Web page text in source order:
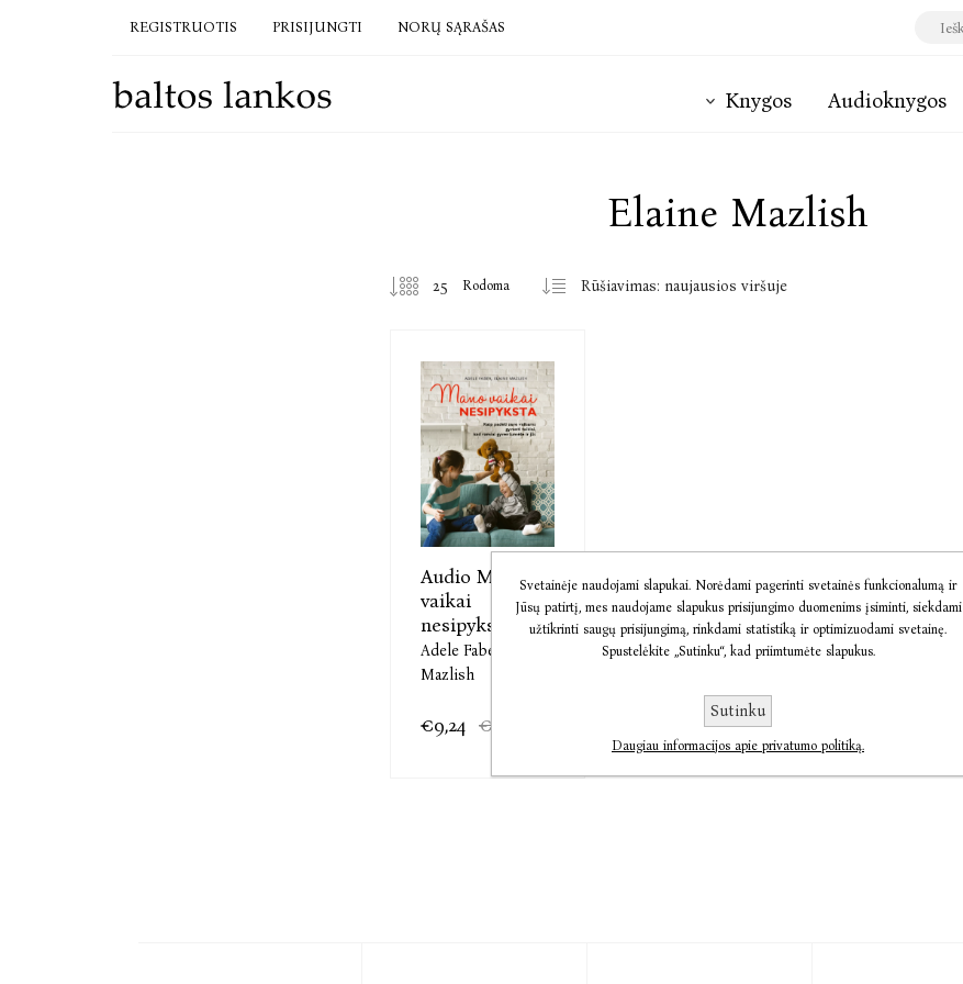
REGISTRUOTIS PRISIJUNGTI NORŲ SĄRAŠAS
Knygos Audioknygos
Elaine Mazlish
Rodoma
Audio Mano
vaikai
nesipyksta.
Adele Faber,
Mazlish
€9,24 €11,55
Svetainėje naudojami slapukai. Norėdami pagerinti svetainės funkcionalumą ir
Jūsų patirtį, mes naudojame slapukus prisijungimo duomenims įsiminti, siekdami
užtikrinti saugų prisijungimą, rinkdami statistiką ir optimizuodami svetainę.
Spustelėkite „Sutinku“, kad priimtumėte slapukus.
Sutinku
Daugiau informacijos apie privatumo politiką.